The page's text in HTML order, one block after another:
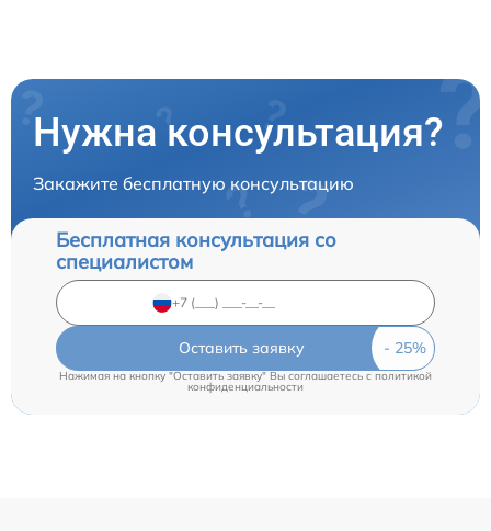
Нужна консультация?
Закажите бесплатную консультацию
Бесплатная консультация со
специалистом
Оставить заявку
Нажимая на кнопку "Оставить заявку" Вы соглашаетесь cполитикой
конфиденциальности